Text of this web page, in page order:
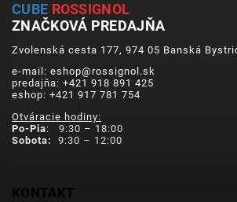
CUBE ROSSIGNOL
ZNAČKOVÁ PREDAJŇA
Zvolenská cesta 177, 974 05 Banská
e-mail: eshop@rossignol.sk
predajňa: +421 918 891 425
eshop: +421 917 781 754
Otváracie hodiny:
Po-Pia: 9:30 – 18:00
Sobota:
9:30 – 12:00
KONTAKT